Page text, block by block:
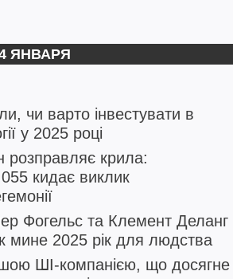
ЯНВАРЯ
чи варто інвестувати в
у 2025 році
розправляє крила:
кидає виклик
Фогельс та Клемент Деланг
мине 2025 рік для людства
ШІ-компанією, що досягне